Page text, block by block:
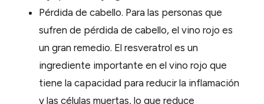
Pérdida de cabello. Para las personas que
sufren de pérdida de cabello, el vino rojo es
un gran remedio. El resveratrol es un
ingrediente importante en el vino rojo que
tiene la capacidad para reducir la inflamación
y las células muertas, lo que reduce